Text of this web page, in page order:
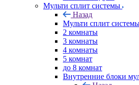
Мульти сплит системы
Назад
Мульти сплит
2 комнаты
3 комнаты
4 комнаты
5 комнат
до 8 комнат
Внутренние блоки